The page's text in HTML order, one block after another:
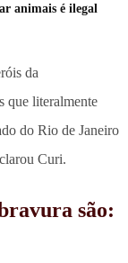
animais é ilegal
da
que literalmente
do Rio de Janeiro
Curi.
são: